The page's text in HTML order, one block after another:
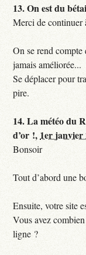
13.On est du
Merci de continuer
On se rend compte
jamais améliorée...
Se déplacer pour
pire.
14.La météo du
d’or !, 1er janvier
Bonsoir
Tout d’abord une
Ensuite, votre site
Vous avez
ligne ?